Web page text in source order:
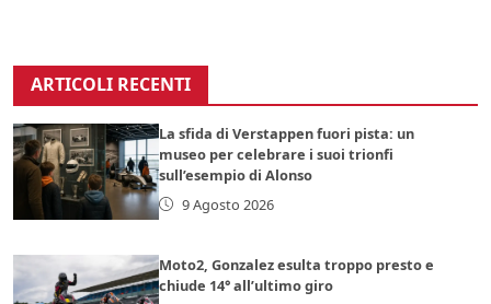
ARTICOLI RECENTI
La sfida di Verstappen fuori pista: un
museo per celebrare i suoi trionfi
sull’esempio di Alonso
9 Agosto 2026
Moto2, Gonzalez esulta troppo presto e
chiude 14° all’ultimo giro